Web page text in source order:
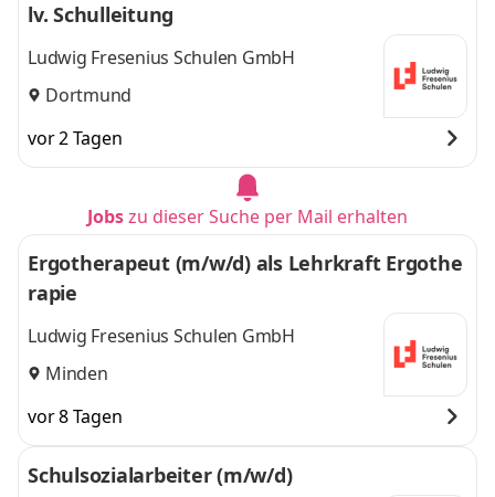
lv. Schulleitung
Ludwig Fresenius Schulen GmbH
Dortmund
vor 2 Tagen
Jobszu dieser Suche per Mail erhalten
Ergotherapeut (m/w/d) als Lehrkraft Ergothe
rapie
Ludwig Fresenius Schulen GmbH
Minden
vor 8 Tagen
Schulsozialarbeiter (m/w/d)